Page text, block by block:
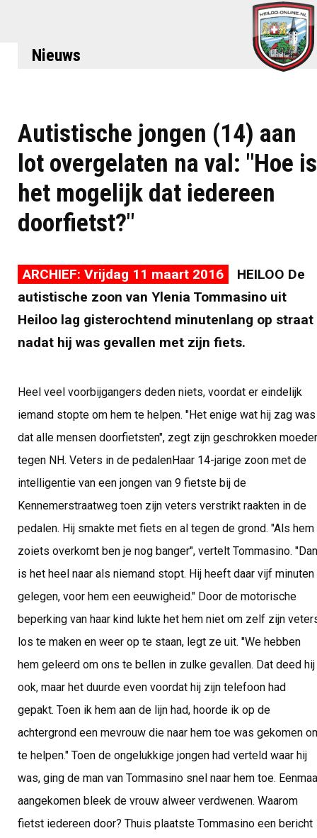
Nieuws
Autistische jongen (14) aan
lot overgelaten na val: "Hoe is
het mogelijk dat iedereen
doorfietst?"
ARCHIEF: Vrijdag 11 maart 2016
HEILOO De
autistische zoon van Ylenia Tommasino uit
Heiloo lag gisterochtend minutenlang op straat
nadat hij was gevallen met zijn fiets.
Heel veel voorbijgangers deden niets, voordat er eindelijk
iemand stopte om hem te helpen. "Het enige wat hij zag was
dat alle mensen doorfietsten", zegt zijn geschrokken moeder
tegen NH. Veters in de pedalenHaar 14-jarige zoon met de
intelligentie van een jongen van 9 fietste bij de
Kennemerstraatweg toen zijn veters verstrikt raakten in de
pedalen. Hij smakte met fiets en al tegen de grond. "Als hem
zoiets overkomt ben je nog banger", vertelt Tommasino. "Dan
is het heel naar als niemand stopt. Hij heeft daar vijf minuten
gelegen, voor hem een eeuwigheid." Door de motorische
beperking van haar kind lukte het hem niet om zelf zijn
los te maken en weer op te staan, legt ze uit. "We hebben
hem geleerd om ons te bellen in zulke gevallen. Dat deed hij
ook, maar het duurde even voordat hij zijn telefoon had
gepakt. Toen ik hem aan de lijn had, hoorde ik op de
achtergrond een mevrouw die naar hem toe was gekomen
te helpen." Toen de ongelukkige jongen had verteld waar hij
was, ging de man van Tommasino snel naar hem toe.
aangekomen bleek de vrouw alweer verdwenen. Waarom
fietst iedereen door? Thuis plaatste Tommasino een bericht